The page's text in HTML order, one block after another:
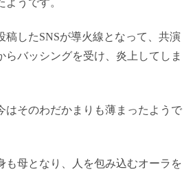
うです。
稿したSNSが導火線となって、共演
らバッシングを受け、炎上してしま
はそのわだかまりも薄まったようで
も母となり、人を包み込むオーラを